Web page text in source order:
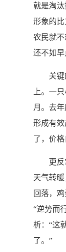
就是淘
形象的比
农民就不
还不如
关键的
上。一
月。去
形成有
了，价格
更反常
天气转
回落，
“逆势而
析：“这
了。”